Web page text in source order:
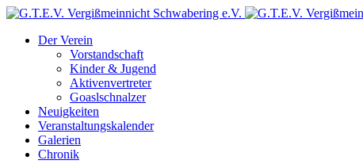
Der Verein
Vorstandschaft
Kinder & Jugend
Aktivenvertreter
Goaslschnalzer
Neuigkeiten
Veranstaltungskalender
Galerien
Chronik